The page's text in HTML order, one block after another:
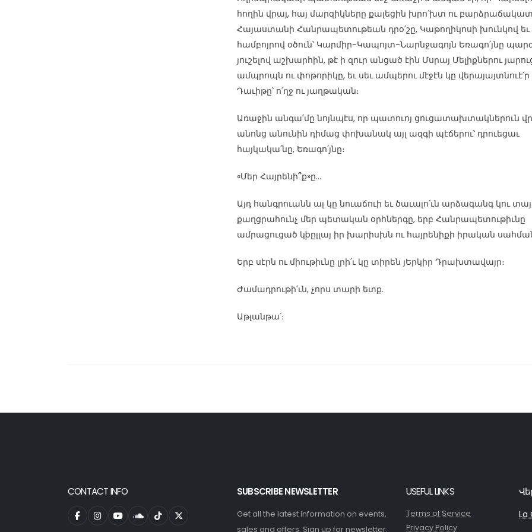
հողին վրայ, հայ մարզիկները քալեցին խրո՛խտ ու
Հայաստանի Հանրապետութեան դրօ՛շը, Կաթողիկոսի խունկով եւ
համբոյրով օծուն՝ Կարմիր-Կապոյտ-Նարնջագոյն Եռագո՛յնը
յուշելով աշխարհին, թէ ի զուր անցած էին Մսրայ Մելիքներու
ամպրոպն ու փոթորիկը, եւ սեւ ամպերու մէջէն կը վերայայտնուէ՛ր
Դաւիթը՝ ո՛ղջ ու յաղթական։
Առաջին անգա՛մը նոյնպէս, որ պատուոյ ցուցատախտակներուն
անոնց անունին դիմաց փոխանակ այլ ազգի պէճերու՝ դրուեցաւ
հայկակա՛նը, Եռագո՛յնը։
«Մեր Հայրենի՞ք»ը…
Այդ հանգրուանն ալ կը նուաճուի եւ ծաւալո՛ւն արձագանգ կու տայ
քաղցրահունչ մեր պետական օրհներգը, երբ Հանրապետութիւնը
ամրացուցած կþըլլայ իր խարիսխն ու հայրենիքի իրական
Երբ սէրն ու միութիւնը լրի՛ւ կը տիրեն յԵրկիր Դրախտավայր։
Ժամադրութի՛ւն, չորս տարի ետք.
Աթլանթա՛։
CONTACT INFO SUBSCRIBE NEWSLETTER
Get all the latest information on events,
sales and offers. Sign up for newsletter:
USEFUL LINKS
Terms of Service
Privacy Policy
La